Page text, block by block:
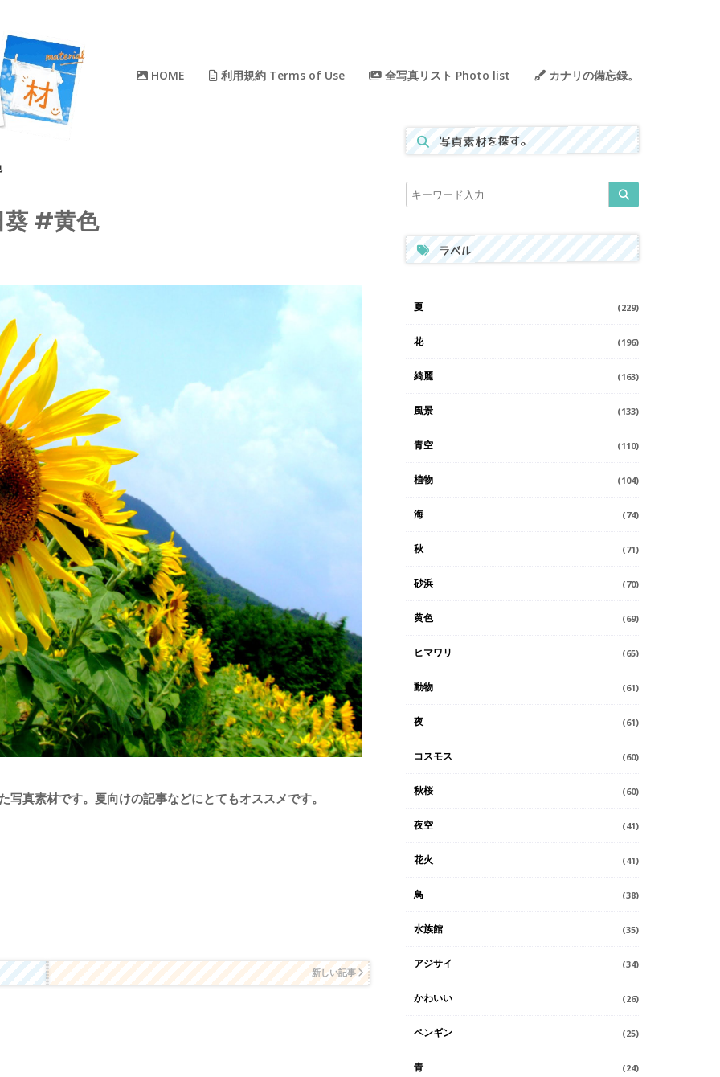
HOME 利用規約 Terms of Use 全写真リスト Photo list カナリの備忘録。
#黄色
真素材です。夏向けの記事などにとてもオススメです。
新しい記事
写真素材を探す。
ラベル
夏 (229)
花 (196)
綺麗 (163)
風景 (133)
青空 (110)
植物 (104)
海 (74)
秋 (71)
砂浜 (70)
黄色 (69)
ヒマワリ (65)
動物 (61)
夜 (61)
コスモス (60)
秋桜 (60)
夜空 (41)
花火 (41)
鳥 (38)
水族館 (35)
アジサイ (34)
かわいい (26)
ペンギン (25)
青 (24)